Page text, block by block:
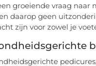
groeiende vraag
daarop geen
zijn voor zowel je